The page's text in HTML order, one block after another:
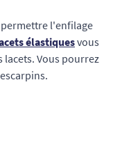
permettre l'enfilage
élastiquesvous
Vous pourrez